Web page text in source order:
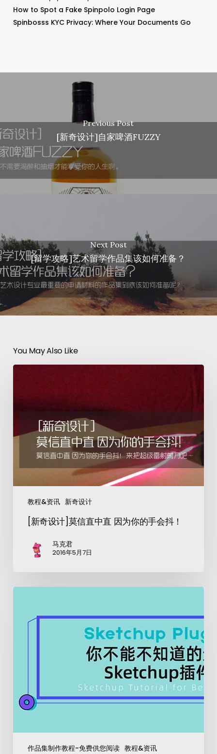
How to Spot a Fake Spinpolo Login Page
Spinbosss KYC Privacy: Where Your Documents Go
Previous Post
[新奇设计]自家啤酒FUZZY
Next Post
[留学攻略]艺术留学作品集该如何准备？
You May Also Like
教程&资讯 新奇设计
[新奇设计]莫信直中直 因为你的手会抖！
马克君
2016年5月7日
作品集制作教程-免费供您阅读 教程&资讯